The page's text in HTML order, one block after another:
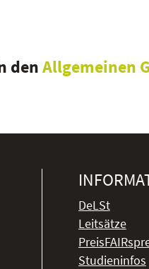
denAllgemeinen
DeLSt
Leitsätze
Studieninfos